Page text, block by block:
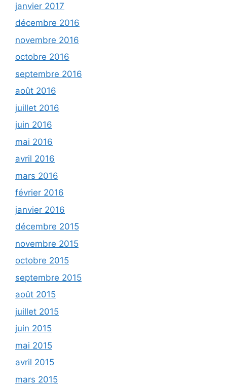
janvier 2017
décembre 2016
novembre 2016
octobre 2016
septembre 2016
août 2016
juillet 2016
juin 2016
mai 2016
avril 2016
mars 2016
février 2016
janvier 2016
décembre 2015
novembre 2015
octobre 2015
septembre 2015
août 2015
juillet 2015
juin 2015
mai 2015
avril 2015
mars 2015